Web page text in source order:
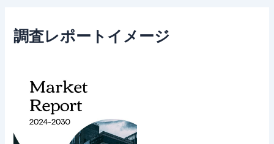
調査レポートイメージ